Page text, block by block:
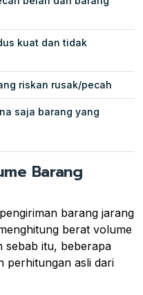
kuat dan tidak
riskan rusak/pecah
saja barang yang
Barang
barang jarang
berat volume
sebab itu, beberapa
perhitungan asli dari